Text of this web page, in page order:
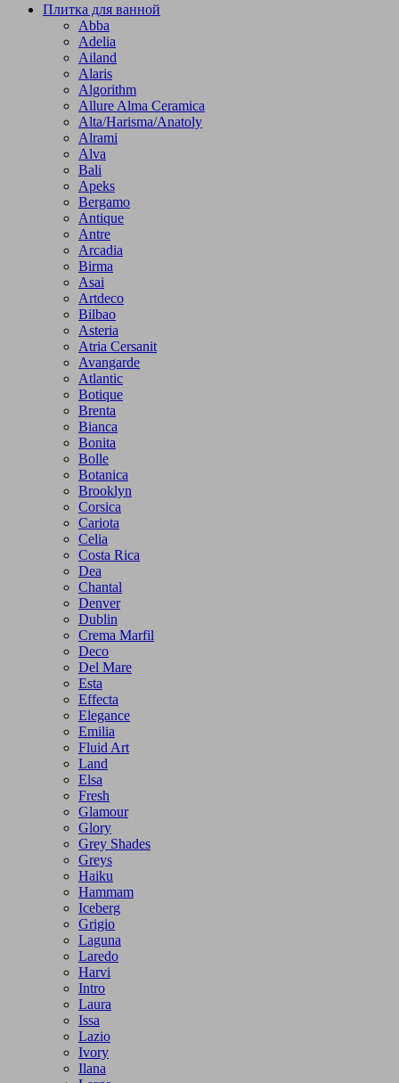
Плитка для ванной
Abba
Adelia
Ailand
Alaris
Algorithm
Allure Alma Ceramica
Alta/Harisma/Anatoly
Alrami
Alva
Bali
Apeks
Bergamo
Antique
Antre
Arcadia
Birma
Asai
Artdeco
Bilbao
Asteria
Atria Cersanit
Avangarde
Atlantic
Botique
Brenta
Bianca
Bonita
Bolle
Botanica
Brooklyn
Corsica
Cariota
Celia
Costa Rica
Dea
Chantal
Denver
Dublin
Crema Marfil
Deco
Del Mare
Esta
Effecta
Elegance
Emilia
Fluid Art
Land
Elsa
Fresh
Glamour
Glory
Grey Shades
Greys
Haiku
Hammam
Iceberg
Grigio
Laguna
Laredo
Harvi
Intro
Laura
Issa
Lazio
Ivory
Ilana